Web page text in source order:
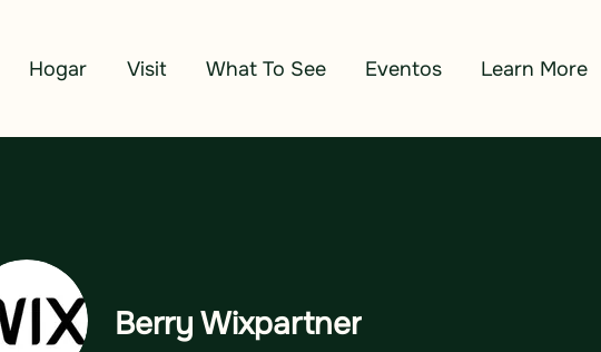
Hogar Visit What To See Eventos Learn More
Berry Wixpartner